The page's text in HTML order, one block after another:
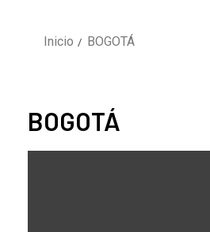
Inicio BOGOTÁ
BOGOTÁ